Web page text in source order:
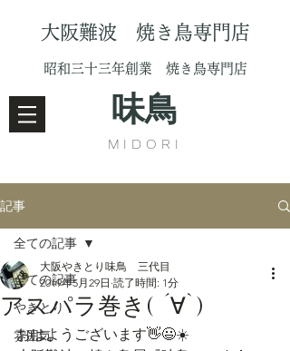
大阪難波 焼き鳥専門店
昭和三十三年創業 焼き鳥専門店
味鳥
MIDORI
記事
全ての記事
やきとり
雰囲気
全ての記事
アスパラ巻き( ´∀`)
大阪やきとり味鳥 三代目
2019年5月29日 読了時間: 1分
おはようございます👋😃☀️